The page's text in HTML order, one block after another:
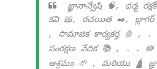
జ్ఞానాన్వేషి 🧠, ధర్మ
కవి 📖, రచయిత ✒️, బ్లాగర్
, సామాజిక కార్యకర్త 🩸 , .
సంరక్షణ వేదిక 📚 , . .
ఆశ్రమం 🌱 , మరియు 🛕